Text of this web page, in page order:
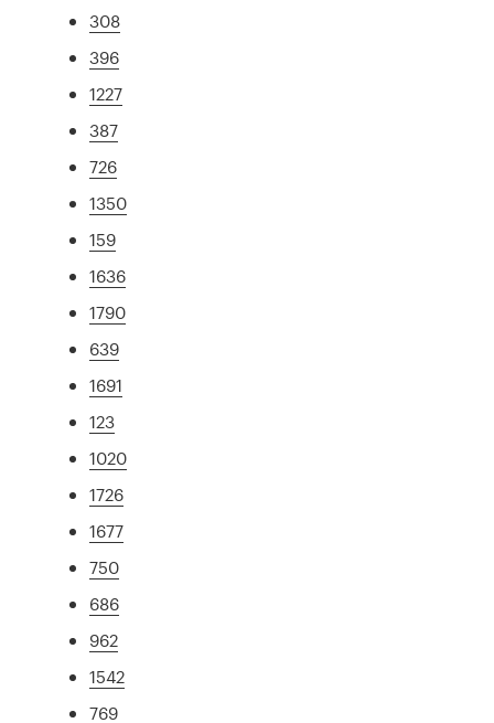
308
396
1227
387
726
1350
159
1636
1790
639
1691
123
1020
1726
1677
750
686
962
1542
769